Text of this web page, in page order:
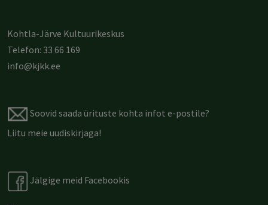
Kohtla-Järve Kultuurikeskus
Telefon: 33 66 169
info@kjkk.ee
Soovid saada ürituste kohta infot e-postile?
Liitu meie uudiskirjaga!
Jälgige meid Facebookis